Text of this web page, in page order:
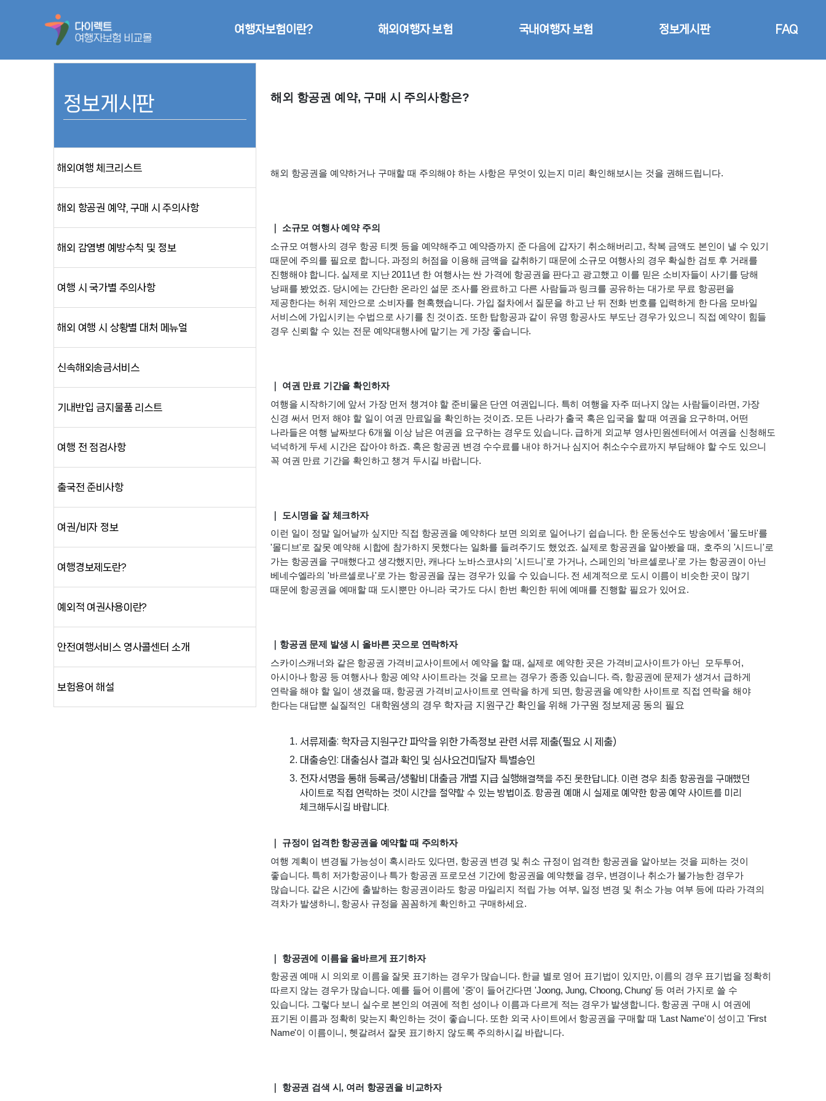
여행자보험이란? 해외여행자 보험 국내여행자 보험 정보게시판 FAQ
해외 항공권 예약, 구매 시 주의사항은?
해외 항공권을 예약하거나 구매할 때 주의해야 하는 사항은 무엇이 있는지 미리 확인해보시는 것을 권해드립니다.
｜ 소규모 여행사 예약 주의
소규모 여행사의 경우 항공 티켓 등을 예약해주고 예약증까지 준 다음에 갑자기 취소해버리고, 착복 금액도 본인이 낼 수 있기
때문에 주의를 필요로 합니다. 과정의 허점을 이용해 금액을 갈취하기 때문에 소규모 여행사의 경우 확실한 검토 후 거래를
진행해야 합니다. 실제로 지난 2011년 한 여행사는 싼 가격에 항공권을 판다고 광고했고 이를 믿은 소비자들이 사기를 당해
낭패를 봤었죠. 당시에는 간단한 온라인 설문 조사를 완료하고 다른 사람들과 링크를 공유하는 대가로 무료 항공편을
제공한다는 허위 제안으로 소비자를 현혹했습니다. 가입 절차에서 질문을 하고 난 뒤 전화 번호를 입력하게 한 다음 모바일
서비스에 가입시키는 수법으로 사기를 친 것이죠. 또한 탑항공과 같이 유명 항공사도 부도난 경우가 있으니 직접 예약이 힘들
경우 신뢰할 수 있는 전문 예약대행사에 맡기는 게 가장 좋습니다.
｜ 여권 만료 기간을 확인하자
여행을 시작하기에 앞서 가장 먼저 챙겨야 할 준비물은 단연 여권입니다. 특히 여행을 자주 떠나지 않는 사람들이라면, 가장
신경 써서 먼저 해야 할 일이 여권 만료일을 확인하는 것이죠. 모든 나라가 출국 혹은 입국을 할 때 여권을 요구하며, 어떤
나라들은 여행 날짜보다 6개월 이상 남은 여권을 요구하는 경우도 있습니다. 급하게 외교부 영사민원센터에서 여권을 신청해도
넉넉하게 두세 시간은 잡아야 하죠. 혹은 항공권 변경 수수료를 내야 하거나 심지어 취소수수료까지 부담해야 할 수도 있으니
꼭 여권 만료 기간을 확인하고 챙겨 두시길 바랍니다.
｜ 도시명을 잘 체크하자
이런 일이 정말 일어날까 싶지만 직접 항공권을 예약하다 보면 의외로 일어나기 쉽습니다. 한 운동선수도 방송에서 '몰도바'를
'몰디브'로 잘못 예약해 시합에 참가하지 못했다는 일화를 들려주기도 했었죠. 실제로 항공권을 알아봤을 때,  호주의 '시드니'로
가는 항공권을 구매했다고 생각했지만, 캐나다 노바스코샤의 '시드니'로 가거나, 스페인의 '바르셀로나'로 가는 항공권이 아닌
베네수엘라의 '바르셀로나'로 가는 항공권을 끊는 경우가 있을 수 있습니다. 전 세계적으로 도시 이름이 비슷한 곳이 많기
때문에 항공권을 예매할 때 도시뿐만 아니라 국가도 다시 한번 확인한 뒤에 예매를 진행할 필요가 있어요.
｜항공권 문제 발생 시 올바른 곳으로 연락하자
스카이스캐너와 같은 항공권 가격비교사이트에서 예약을 할 때, 실제로 예약한 곳은 가격비교사이트가 아닌  모두투어,
아시아나 항공 등 여행사나 항공 예약 사이트라는 것을 모르는 경우가 종종 있습니다. 즉, 항공권에 문제가 생겨서 급하게
연락을 해야 할 일이 생겼을 때, 항공권 가격비교사이트로 연락을 하게 되면, 항공권을 예약한 사이트로 직접 연락을 해야
한다는 대답뿐 실질적인
대학원생의 경우 학자금 지원구간 확인을 위해 가구원 정보제공 동의 필요
서류제출: 학자금 지원구간 파악을 위한 가족정보 관련 서류 제출(필요 시 제출)
대출승인: 대출심사 결과 확인 및 심사요건미달자 특별승인
전자서명을 통해 등록금/생활비 대출금 개별 지급 실행해결책을 주진 못한답니다. 이런 경우 최종 항공권을 구매했던
사이트로 직접 연락하는 것이 시간을 절약할 수 있는 방법이죠. 항공권 예매 시 실제로 예약한 항공 예약 사이트를 미리
체크해두시길 바랍니다.
｜ 규정이 엄격한 항공권을 예약할 때 주의하자
여행 계획이 변경될 가능성이 혹시라도 있다면, 항공권 변경 및 취소 규정이 엄격한 항공권을 알아보는 것을 피하는 것이
좋습니다. 특히 저가항공이나 특가 항공권 프로모션 기간에 항공권을 예약했을 경우, 변경이나 취소가 불가능한 경우가
많습니다. 같은 시간에 출발하는 항공권이라도 항공 마일리지 적립 가능 여부, 일정 변경 및 취소 가능 여부 등에 따라 가격의
격차가 발생하니, 항공사 규정을 꼼꼼하게 확인하고 구매하세요.
｜ 항공권에 이름을 올바르게 표기하자
항공권 예매 시 의외로 이름을 잘못 표기하는 경우가 많습니다. 한글 별로 영어 표기법이 있지만, 이름의 경우 표기법을 정확히
따르지 않는 경우가 많습니다. 예를 들어 이름에 '중'이 들어간다면 'Joong, Jung, Choong, Chung' 등 여러 가지로 쓸 수
있습니다. 그렇다 보니 실수로 본인의 여권에 적힌 성이나 이름과 다르게 적는 경우가 발생합니다. 항공권 구매 시 여권에
표기된 이름과 정확히 맞는지 확인하는 것이 좋습니다. 또한 외국 사이트에서 항공권을 구매할 때 'Last Name'이 성이고 'First
Name'이 이름이니, 헷갈려서 잘못 표기하지 않도록 주의하시길 바랍니다.
｜ 항공권 검색 시, 여러 항공권을 비교하자
정보게시판
해외여행 체크리스트
해외 항공권 예약, 구매 시 주의사항
해외 감염병 예방수칙 및 정보
여행 시 국가별 주의사항
해외 여행 시 상황별 대처 메뉴얼
신속해외송금서비스
기내반입 금지물품 리스트
여행 전 점검사항
출국전 준비사항
여권/비자 정보
여행경보제도란?
예외적 여권사용이란?
안전여행서비스 영사콜센터 소개
보험용어 해설